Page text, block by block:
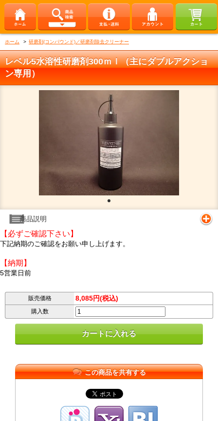
ホーム > 研磨剤(コンパウンド)／研磨剤除去クリーナー
レベル5水溶性研磨剤300ｍｌ（主にダブルアクショ
ン専用）
商品説明
【必ずご確認下さい】
下記納期のご確認をお願い申し上げます。
【納期】
5営業日前
販売価格 8,085円(税込)
購入数
この商品を共有する